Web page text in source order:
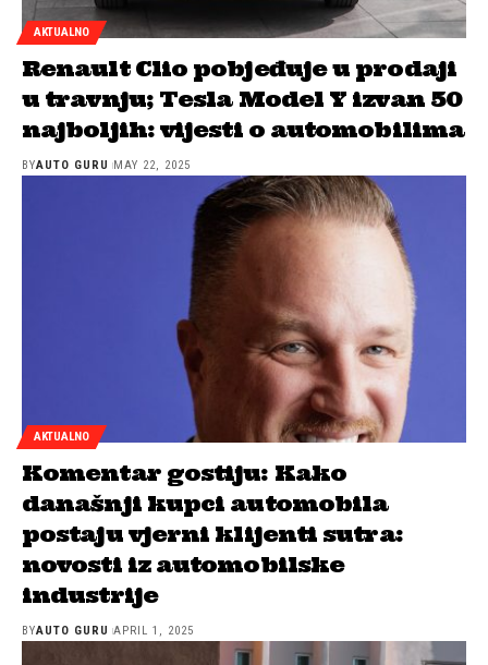
AKTUALNO
Renault Clio pobjeđuje u prodaji
u travnju; Tesla Model Y izvan 50
najboljih: vijesti o automobilima
BYAUTO GURU MAY 22, 2025
AKTUALNO
Komentar gostiju: Kako
današnji kupci automobila
postaju vjerni klijenti sutra:
novosti iz automobilske
industrije
BYAUTO GURU APRIL 1, 2025